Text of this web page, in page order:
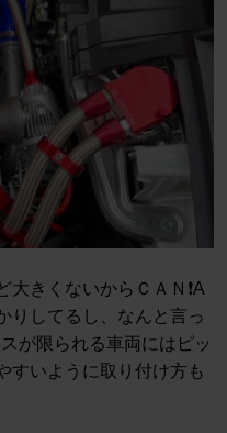
きくないからＣＡＮ❗️A
りしてるし、なんと言っ
が限られる車両にはピッ
すいように取り付け方も